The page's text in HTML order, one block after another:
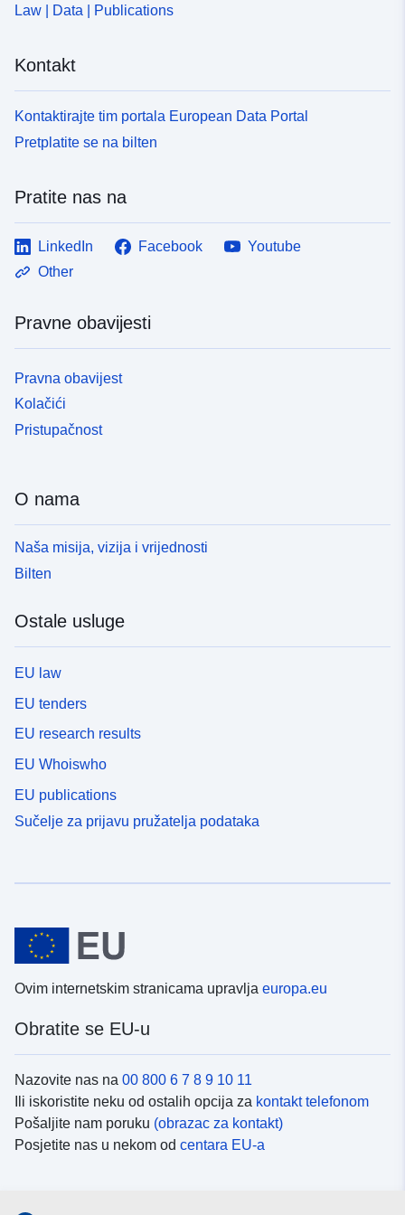
Law | Data | Publications
Kontakt
Kontaktirajte tim portala European Data Portal
Pretplatite se na bilten
Pratite nas na
LinkedIn Facebook
Youtube
Other
Pravne obavijesti
Pravna obavijest
Kolačići
Pristupačnost
O nama
Naša misija, vizija i vrijednosti
Bilten
Ostale usluge
EU law
EU tenders
EU research results
EU Whoiswho
EU publications
Sučelje za prijavu pružatelja podataka
Ovim internetskim stranicama upravlja europa.eu
Obratite se EU-u
Nazovite nas na 00 800 6 7 8 9 10 11
Ili iskoristite neku od ostalih opcija za kontakt telefonom
Pošaljite nam poruku (obrazac za kontakt)
Posjetite nas u nekom od centara EU-a